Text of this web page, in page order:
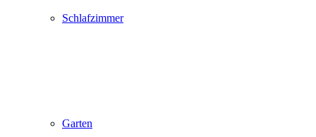
Schlafzimmer
Garten